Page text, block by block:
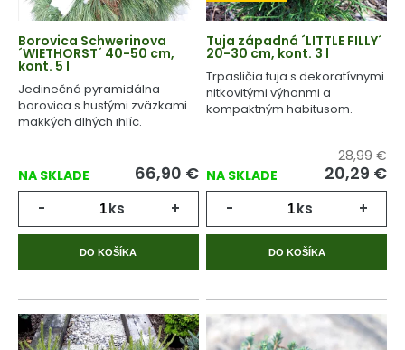
Borovica Schwerinova
´WIETHORST´ 40-50 cm,
kont. 5 l
Jedinečná pyramidálna
borovica s hustými zväzkami
mäkkých dlhých ihlíc.
NA SKLADE 66,90 €
- ks +
DO KOŠÍKA
Tuja západná ´LITTLE FILLY´
20-30 cm, kont. 3 l
Trpasličia tuja s dekoratívnymi
nitkovitými výhonmi a
kompaktným habitusom.
NA SKLADE
28,99 €
20,29 €
- ks +
DO KOŠÍKA